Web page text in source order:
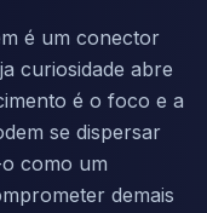
é um conector
curiosidade abre
é o foco e a
se dispersar
como um
demais